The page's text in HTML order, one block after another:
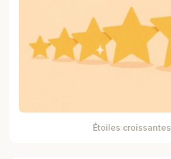
Étoiles croissantes